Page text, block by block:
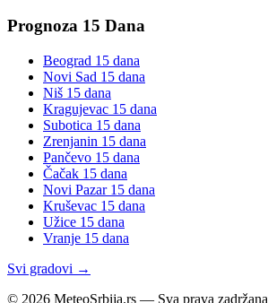
Prognoza 15 Dana
Beograd 15 dana
Novi Sad 15 dana
Niš 15 dana
Kragujevac 15 dana
Subotica 15 dana
Zrenjanin 15 dana
Pančevo 15 dana
Čačak 15 dana
Novi Pazar15 dana
Kruševac 15 dana
Užice 15 dana
Vranje 15 dana
Svi gradovi →
© 2026 MeteoSrbija.rs — Sva prava zadržana